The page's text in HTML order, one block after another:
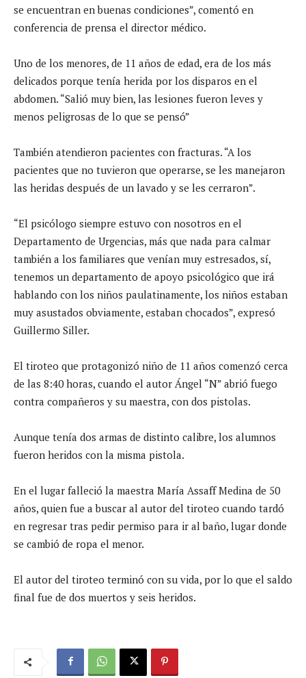
se encuentran en buenas condiciones”, comentó en
conferencia de prensa el director médico.
Uno de los menores, de 11 años de edad, era de los más
delicados porque tenía herida por los disparos en el
abdomen. “Salió muy bien, las lesiones fueron leves y
menos peligrosas de lo que se pensó”
También atendieron pacientes con fracturas. “A los
pacientes que no tuvieron que operarse, se les manejaron
las heridas después de un lavado y se les cerraron”.
“El psicólogo siempre estuvo con nosotros en el
Departamento de Urgencias, más que nada para calmar
también a los familiares que venían muy estresados, sí,
tenemos un departamento de apoyo psicológico que irá
hablando con los niños paulatinamente, los niños estaban
muy asustados obviamente, estaban chocados”, expresó
Guillermo Siller.
El tiroteo que protagonizó niño de 11 años comenzó cerca
de las 8:40 horas, cuando el autor Ángel “N” abrió fuego
contra compañeros y su maestra, con dos pistolas.
Aunque tenía dos armas de distinto calibre, los alumnos
fueron heridos con la misma pistola.
En el lugar falleció la maestra María Assaff Medina de 50
años, quien fue a buscar al autor del tiroteo cuando tardó
en regresar tras pedir permiso para ir al baño, lugar donde
se cambió de ropa el menor.
El autor del tiroteo terminó con su vida, por lo que el saldo
final fue de dos muertos y seis heridos.